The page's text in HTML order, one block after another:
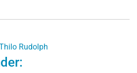
Rudolph